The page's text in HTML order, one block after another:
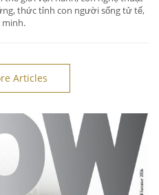
thức tỉnh con người sống tử tế,
minh.
Articles